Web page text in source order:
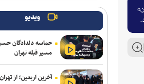
حکمرانی آموزشی مهم‌ترین پیش‌نیاز
در آموزش عالی است
وارونگی قواعد روزمره یا آشکار
ظرفیت‌های فراموش‌شده !
تربیت در کنار تعلیم؛ ضرورت
جهت‌گیری الهی و فرهنگی در
ویدیو
حماسه دلدادگان
مسیر قبله تهران
آخرین اربعین؛ از